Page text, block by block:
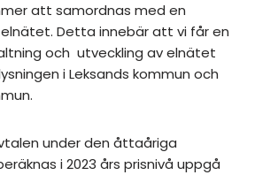
att samordnas med en
Detta innebär att vi får en
och utveckling av elnätet
i Leksands kommun och
under den åttaåriga
i 2023 års prisnivå uppgå